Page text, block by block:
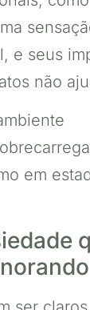
e seus
não
em